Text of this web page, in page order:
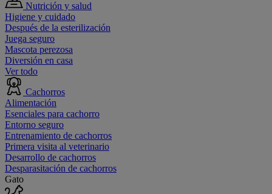
Nutrición y salud
Higiene y cuidado
Después de la esterilización
Juega seguro
Mascota perezosa
Diversión en casa
Ver todo
Cachorros
Alimentación
Esenciales para cachorro
Entorno seguro
Entrenamiento de cachorros
Primera visita al veterinario
Desarrollo de cachorros
Desparasitación de cachorros
Gato